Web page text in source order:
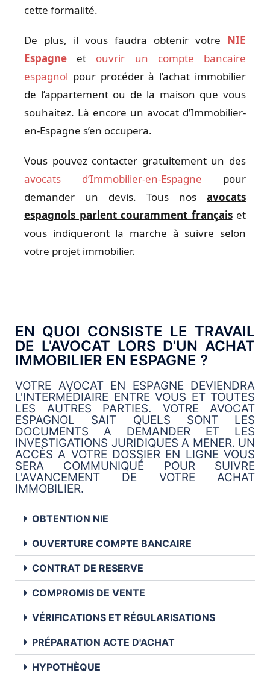
cette formalité.
De plus, il vous faudra obtenir votre NIE
Espagne et ouvrir un compte bancaire
espagnol pour procéder à l’achat immobilier
de l’appartement ou de la maison que vous
souhaitez. Là encore un avocat d’Immobilier-
en-Espagne s’en occupera.
Vous pouvez contacter gratuitement un des
avocats d’Immobilier-en-Espagne pour
demander un devis. Tous nos avocats
espagnols parlent couramment français et
vous indiqueront la marche à suivre selon
votre projet immobilier.
EN QUOI CONSISTE LE TRAVAIL
DE L'AVOCAT LORS D'UN ACHAT
IMMOBILIER EN ESPAGNE ?
VOTRE AVOCAT EN ESPAGNE DEVIENDRA
L'INTERMÉDIAIRE ENTRE VOUS ET TOUTES
LES AUTRES PARTIES. VOTRE AVOCAT
ESPAGNOL SAIT QUELS SONT LES
DOCUMENTS A DEMANDER ET LES
INVESTIGATIONS JURIDIQUES A MENER. UN
ACCÈS A VOTRE DOSSIER EN LIGNE VOUS
SERA COMMUNIQUÉ POUR SUIVRE
L'AVANCEMENT DE VOTRE ACHAT
IMMOBILIER.
OBTENTION NIE
OUVERTURE COMPTE BANCAIRE
CONTRAT DE RESERVE
COMPROMIS DE VENTE
VÉRIFICATIONS ET RÉGULARISATIONS
PRÉPARATION ACTE D'ACHAT
HYPOTHÈQUE